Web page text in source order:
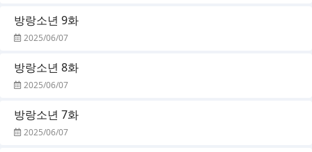
방랑소년 9화
2025/06/07
방랑소년 8화
2025/06/07
방랑소년 7화
2025/06/07